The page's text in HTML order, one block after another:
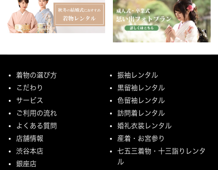
着物の選び方
こだわり
サービス
ご利用の流れ
よくある質問
店舗情報
渋谷本店
銀座店
振袖レンタル
黒留袖レンタル
色留袖レンタル
訪問着レンタル
婚礼衣装レンタル
産着・お宮参り
七五三着物・十三詣りレンタ
ル